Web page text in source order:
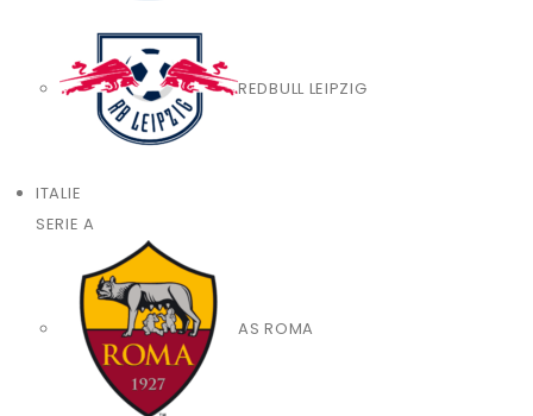
REDBULL LEIPZIG
ITALIE
SERIE A
AS ROMA